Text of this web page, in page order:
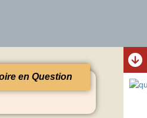
en Question